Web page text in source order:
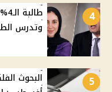
4
وتدرس
5